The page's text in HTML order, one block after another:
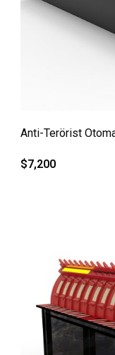
Anti-Terörist
$7,200